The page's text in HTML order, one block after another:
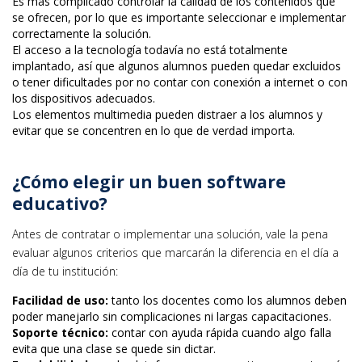
se ofrecen, por lo que es importante seleccionar e implementar
correctamente la solución.
El acceso a la tecnología todavía no está totalmente
implantado, así que algunos alumnos pueden quedar excluidos
o tener dificultades por no contar con conexión a internet o con
los dispositivos adecuados.
Los elementos multimedia pueden distraer a los alumnos y
evitar que se concentren en lo que de verdad importa.
¿Cómo elegir un buen software
educativo?
Antes de contratar o implementar una solución, vale la pena
evaluar algunos criterios que marcarán la diferencia en el día a
día de tu institución:
Facilidad de uso: tanto los docentes como los alumnos deben
poder manejarlo sin complicaciones ni largas capacitaciones.
Soporte técnico: contar con ayuda rápida cuando algo falla
evita que una clase se quede sin dictar.